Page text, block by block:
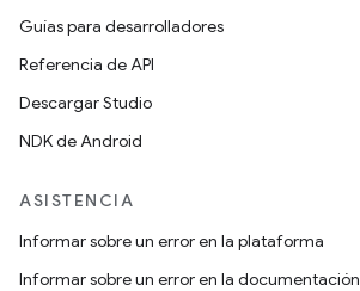
Guías para desarrolladores
Referencia de API
Descargar Studio
NDK de Android
ASISTENCIA
Informar sobre un error en la plataforma
Informar sobre un error en la documentación